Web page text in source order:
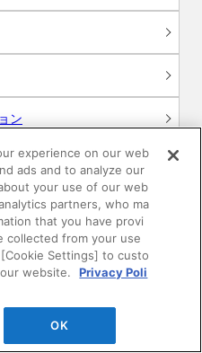
ン
experience on our web
ads and to analyze our
your use of our web
partners, who ma
that you have provi
collected from your use
Settings] to custo
website.
Privacy Poli
OK